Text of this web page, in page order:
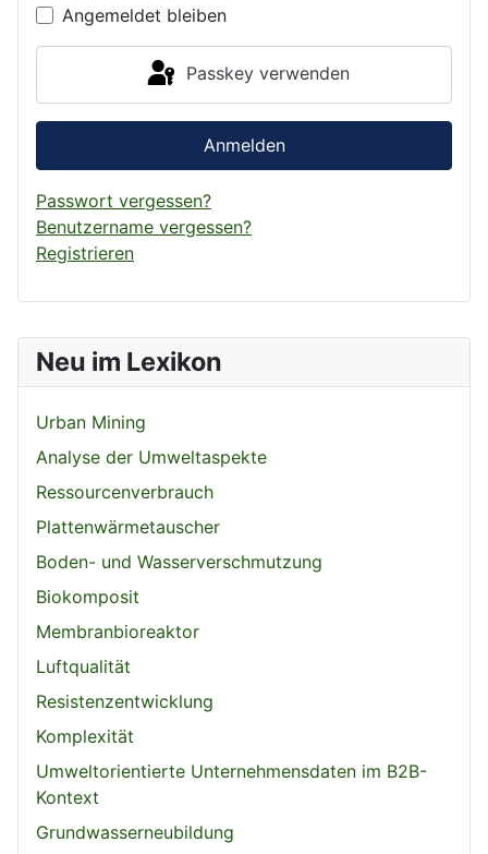
Neu im Lexikon
Urban Mining
Analyse der Umweltaspekte
Ressourcenverbrauch
Plattenwärmetauscher
Boden- und Wasserverschmutzung
Biokomposit
Membranbioreaktor
Luftqualität
Resistenzentwicklung
Komplexität
Umweltorientierte Unternehmensdaten im B2B-
Kontext
Grundwasserneubildung
Angemeldet bleiben
Passkey verwenden
Anmelden
Passwort vergessen?
Benutzername vergessen?
Registrieren